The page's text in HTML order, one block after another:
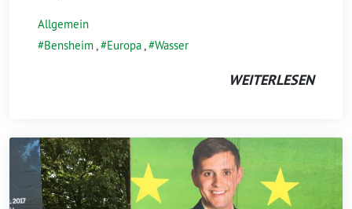
Allgemein
Bensheim, Europa, Wasser
WEITERLESEN